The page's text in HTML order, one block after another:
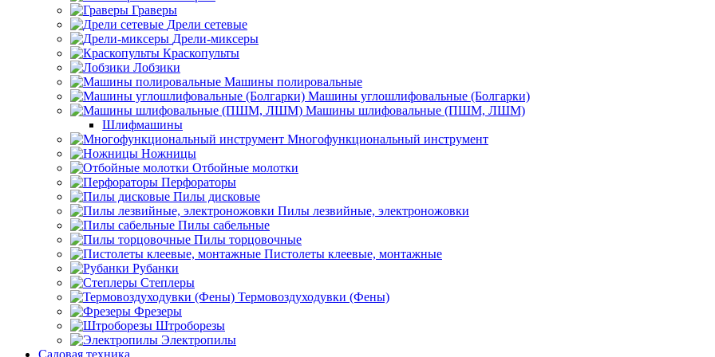
Граверы
Дрели сетевые
Дрели-миксеры
Краскопульты
Лобзики
Машины полировальные
Машины углошлифовальные (Болгарки)
Машины шлифовальные (ПШМ, ЛШМ)
Шлифмашины
Многофункциональный инструмент
Ножницы
Отбойные молотки
Перфораторы
Пилы дисковые
Пилы лезвийные, электроножовки
Пилы сабельные
Пилы торцовочные
Пистолеты клеевые, монтажные
Рубанки
Степлеры
Термовоздуходувки (Фены)
Фрезеры
Штроборезы
Электропилы
Садовая техника